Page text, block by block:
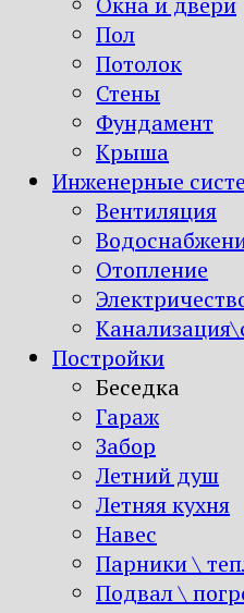
Пол
Потолок
Стены
Фундамент
Крыша
Инженерные
Вентиляция
Отопление
Постройки
Беседка
Гараж
Забор
Летний душ
Летняя кухня
Навес
Парники \
Подвал \